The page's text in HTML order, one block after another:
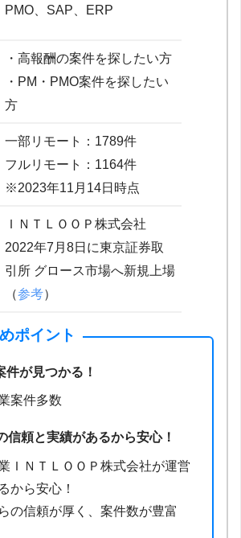
PMO、SAP、ERP
・高報酬の案件を探したい方
・PM・PMO案件を探したい
方
一部リモート：1789件
フルリモート：1164件
※2023年11月14日時点
ＩＮＴＬＯＯＰ株式会社
2022年7月8日に東京証券取
引所 グロース市場へ新規上場
（参考）
ポイント
件が見つかる！
案件多数
信頼と実績があるから安心！
ＩＮＴＬＯＯＰ株式会社が運営
から安心！
の信頼が厚く、案件数が豊富